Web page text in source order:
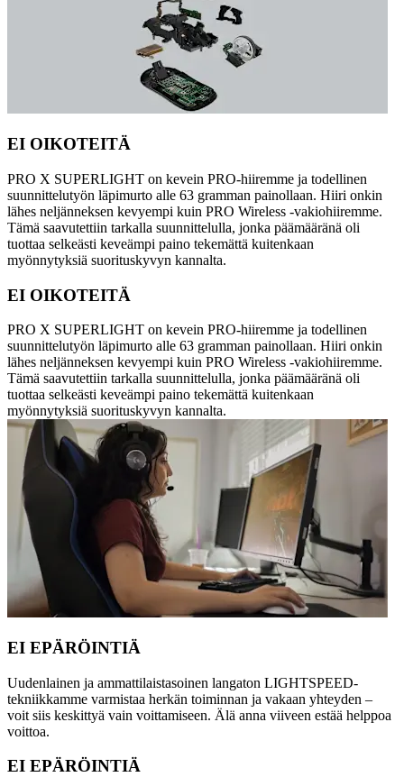
EI OIKOTEITÄ
PRO X SUPERLIGHT on kevein PRO-hiiremme ja todellinen
suunnittelutyön läpimurto alle 63 gramman painollaan. Hiiri onkin
lähes neljänneksen kevyempi kuin PRO Wireless -vakiohiiremme.
Tämä saavutettiin tarkalla suunnittelulla, jonka päämääränä oli
tuottaa selkeästi keveämpi paino tekemättä kuitenkaan
myönnytyksiä suorituskyvyn kannalta.
EI OIKOTEITÄ
PRO X SUPERLIGHT on kevein PRO-hiiremme ja todellinen
suunnittelutyön läpimurto alle 63 gramman painollaan. Hiiri onkin
lähes neljänneksen kevyempi kuin PRO Wireless -vakiohiiremme.
Tämä saavutettiin tarkalla suunnittelulla, jonka päämääränä oli
tuottaa selkeästi keveämpi paino tekemättä kuitenkaan
myönnytyksiä suorituskyvyn kannalta.
EI EPÄRÖINTIÄ
Uudenlainen ja ammattilaistasoinen langaton LIGHTSPEED-
tekniikkamme varmistaa herkän toiminnan ja vakaan yhteyden –
voit siis keskittyä vain voittamiseen. Älä anna viiveen estää helppoa
voittoa.
EI EPÄRÖINTIÄ